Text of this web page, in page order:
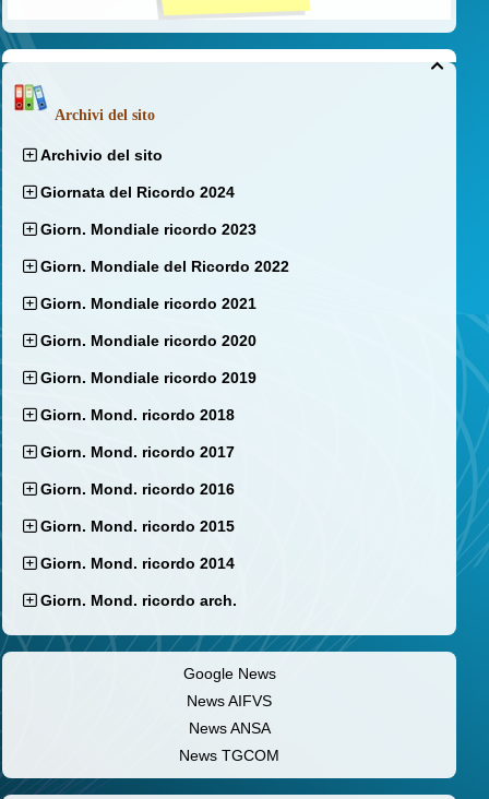

Archivi del sito
Archivio del sito
Giornata del Ricordo 2024
Giorn. Mondiale ricordo 2023
Giorn. Mondiale del Ricordo 2022
Giorn. Mondiale ricordo 2021
Giorn. Mondiale ricordo 2020
Giorn. Mondiale ricordo 2019
Giorn. Mond. ricordo 2018
Giorn. Mond. ricordo 2017
Giorn. Mond. ricordo 2016
Giorn. Mond. ricordo 2015
Giorn. Mond. ricordo 2014
Giorn. Mond. ricordo arch.
Google News
News AIFVS
News ANSA
News TGCOM